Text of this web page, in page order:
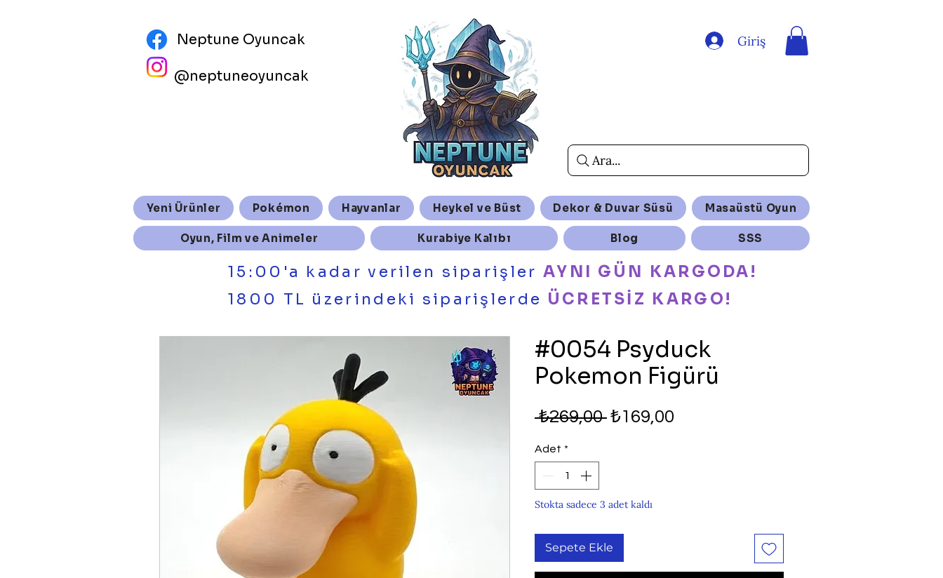
Neptune Oyuncak
@neptuneoyuncak
Giriş
Ara...
Yeni Ürünler Pokémon Hayvanlar Heykel ve Büst Dekor & Duvar Süsü Masaüstü Oyun
Oyun, Film ve Animeler Kurabiye Kalıbı Blog SSS
15:00'a kadar verilen siparişler AYNI GÜN KARGODA!
1800 TL üzerindeki siparişlerde ÜCRETSİZ KARGO!
#0054 Psyduck
Pokemon Figürü
₺269,00 Normal
₺169,00
Adet *
Stokta sadece 3 adet kaldı
Sepete Ekle